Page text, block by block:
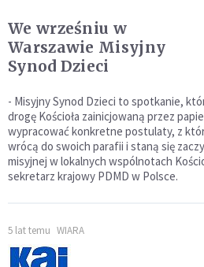
We wrześniu w
Warszawie Misyjny
Synod Dzieci
- Misyjny Synod Dzieci to spotkanie,
drogę Kościoła zainicjowaną przez
wypracować konkretne postulaty, z
wrócą do swoich parafii i staną się
misyjnej w lokalnych wspólnotach
sekretarz krajowy PDMD w Polsce.
5 lat temu WIARA